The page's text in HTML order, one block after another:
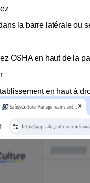
la barre latérale ou
OSHAen haut de la
en haut à